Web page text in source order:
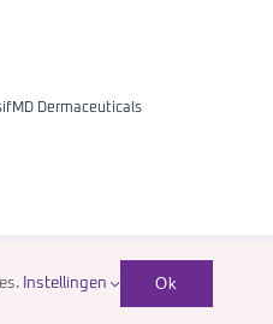
Dermaceuticals
Instellingen Ok